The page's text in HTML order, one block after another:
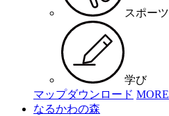
スポーツ
学び
マップダウンロード MORE
なるかわの森